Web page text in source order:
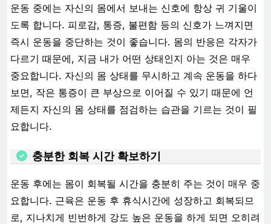
운동 중에는 자신의 몸에서 보내는 신호에 항상 귀 기울이
도록 합니다. 피로감, 통증, 불편함 등의 신호가 느껴지면
즉시 운동을 중단하는 것이 좋습니다. 몸의 반응은 각자가
다르기 때문에, 지금 내가 어떤 상태인지 아는 것은 매우
중요합니다. 자신의 몸 상태를 무시하고 계속 운동을 하다
보면, 작은 통증이 큰 부상으로 이어질 수 있기 때문에 언
제든지 자신의 몸 상태를 점검하는 습관을 기르는 것이 필
요합니다.
충분한 회복 시간 확보하기
운동 후에는 몸이 회복될 시간을 충분히 주는 것이 매우 중
요합니다. 근육은 운동 후 휴식시간에 성장하고 회복되므
로, 지나치게 빈번하게 강도 높은 운동을 하게 되면 오히려